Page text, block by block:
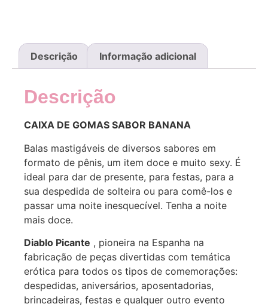
Descrição Informação adicional
Descrição
CAIXA DE GOMAS SABOR BANANA
Balas mastigáveis de diversos sabores em
formato de pênis, um item doce e muito sexy. É
ideal para dar de presente, para festas, para a
sua despedida de solteira ou para comê-los e
passar uma noite inesquecível. Tenha a noite
mais doce.
Diablo Picante , pioneira na Espanha na
fabricação de peças divertidas com temática
erótica para todos os tipos de comemorações:
despedidas, aniversários, aposentadorias,
brincadeiras, festas e qualquer outro evento